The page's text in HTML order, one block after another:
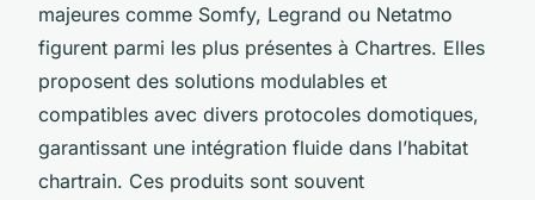
majeures comme Somfy, Legrand ou Netatmo
figurent parmi les plus présentes à Chartres. Elles
proposent des solutions modulables et
compatibles avec divers protocoles domotiques,
garantissant une intégration fluide dans l’habitat
chartrain. Ces produits sont souvent